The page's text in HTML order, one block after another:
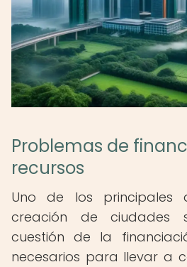
Problemas de
recursos
Uno de los principales
creación de ciudades
cuestión de la
necesarios para llevar a